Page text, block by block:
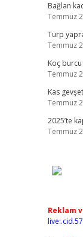
Bağlan
Temmuz
Turp
Temmuz
Koç
Temmuz
Kas
Temmuz
2025’te
Temmuz
Reklam